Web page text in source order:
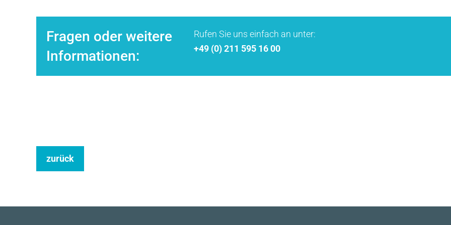
Fragen oder weitere
Informationen:
Rufen Sie uns einfach an unter:
+49 (0) 211 595 16 00
zurück